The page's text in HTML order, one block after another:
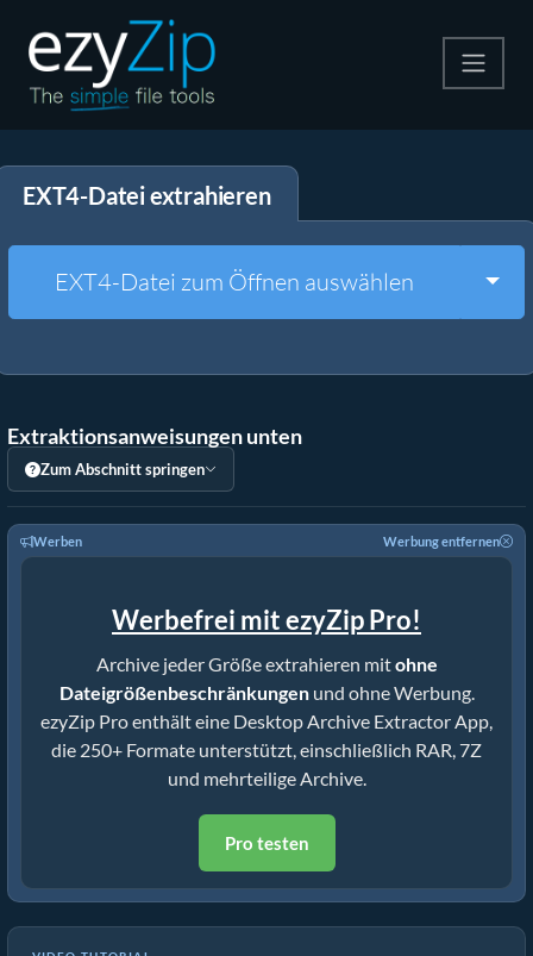
Entpacken
Weitere Tools
EXT4-Datei extrahieren
EXT4-Datei zum Öffnen auswählen
Extraktionsanweisungen unten
Zum Abschnitt springen
Werben Werbung entfernen
Werbefrei mit ezyZip Pro!
Archive jeder Größe extrahieren mitohne
Dateigrößenbeschränkungenund ohne Werbung.
ezyZip Pro enthält eine Desktop Archive Extractor App,
die 250+ Formate unterstützt, einschließlich RAR, 7Z
und mehrteilige Archive.
Pro testen